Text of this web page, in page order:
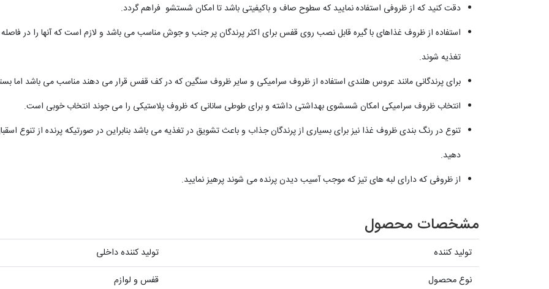
دقت کنید که از ظروفی استفاده نمایید که سطوح صاف و باکیفیتی باشد تا امکان شستشو فراهم گردد.
استفاده از ظروف غذاهای با گیره قابل نصب روی قفس برای اکثر پرندگان پر جنب و جوش مناسب می باشد و لازم است که آنها را در فاصله
تغذیه شوند.
برای پرندگانی مانند عروس هلندی استفاده از ظروف سرامیکی و سایر ظروف سنگین که در کف قفس قرار می دهند مناسب می باشد اما
انتخاب ظروف سرامیکی امکان شسشوی بهداشتی داشته و برای طوطی سانانی که ظروف پلاستیکی را می جوند انتخاب خوبی است.
تنوع در رنگ بندی ظروف غذا نیز برای بسیاری از پرندگان جذاب و باعث تشویق در تغذیه می باشد بنابراین در صورتیکه پرنده از تنوع
دهید.
از ظروفی که دارای لبه های تیز که موجب آسیب دیدن پرنده می شوند پرهیز نمایید.
مشخصات محصول
تولید کننده
تولید کننده داخلی
نوع محصول
قفس و لوازم